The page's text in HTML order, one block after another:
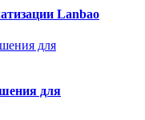
Lanbao
для